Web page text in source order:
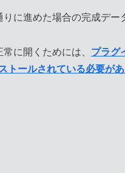
に進めた場合の完成デー
に開くためには、 プラグ
トールされている必要があ